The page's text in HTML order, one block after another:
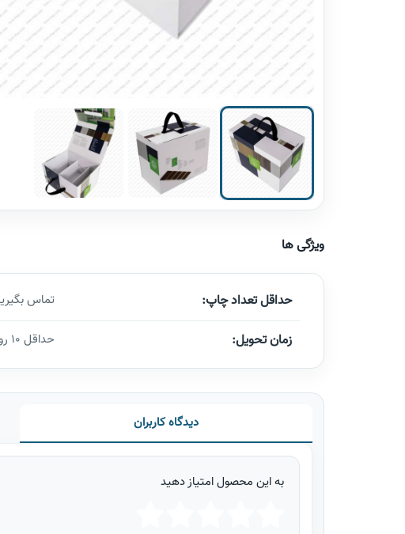
ویژگی ها
حداقل تعداد چاپ: تماس
زمان تحویل: حداقل 10 روز کاری
دیدگاه کاربران
به این محصول امتیاز دهید